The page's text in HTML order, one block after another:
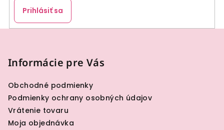
Prihlásiť sa
Informácie pre Vás
Obchodné podmienky
Podmienky ochrany osobných údajov
Vrátenie tovaru
Moja objednávka